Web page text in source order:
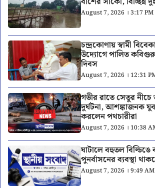
August 7, 2026 । 3:17 PM
চন্দ্রকোণায় স্বামী
উদ্যোগে পালিত
দিবস
August 7, 2026 । 12:31
গভীর রাতে সেতুর নীচে
দুর্ঘটনা, আশঙ্কাজনক
করলেন পথচারীরা
August 7, 2026 । 10:38
ঘাটালে বহুতল বিল্ডিঙে
পুনর্বাসনের ব্যবস্থা
August 7, 2026 । 9:49 AM